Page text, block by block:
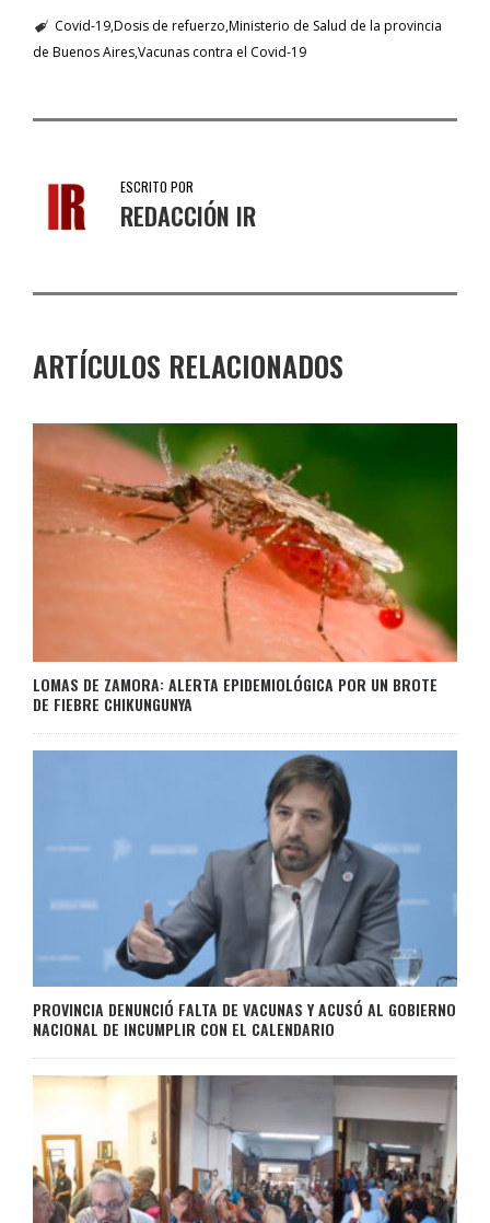
Covid-19Dosis de refuerzo Ministerio de Salud de la provincia
de Buenos AiresVacunas contra el Covid-19
ESCRITO POR
REDACCIÓN IR
ARTÍCULOS RELACIONADOS
LOMAS DE ZAMORA: ALERTA EPIDEMIOLÓGICA POR UN BROTE
DE FIEBRE CHIKUNGUNYA
PROVINCIA DENUNCIÓ FALTA DE VACUNAS Y ACUSÓ AL GOBIERNO
NACIONAL DE INCUMPLIR CON EL CALENDARIO